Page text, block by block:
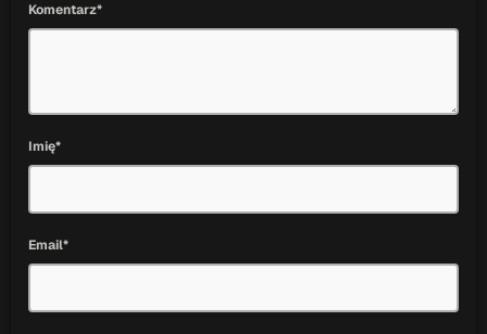
Komentarz*
Imię*
Email*